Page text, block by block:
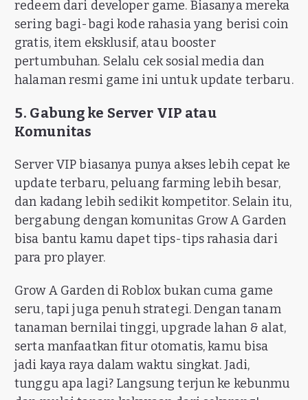
redeem dari developer game. Biasanya mereka
sering bagi-bagi kode rahasia yang berisi coin
gratis, item eksklusif, atau booster
pertumbuhan. Selalu cek sosial media dan
halaman resmi game ini untuk update terbaru.
5. Gabung ke Server VIP atau
Komunitas
Server VIP biasanya punya akses lebih cepat ke
update terbaru, peluang farming lebih besar,
dan kadang lebih sedikit kompetitor. Selain itu,
bergabung dengan komunitas Grow A Garden
bisa bantu kamu dapet tips-tips rahasia dari
para pro player.
Grow A Garden di Roblox bukan cuma game
seru, tapi juga penuh strategi. Dengan tanam
tanaman bernilai tinggi, upgrade lahan & alat,
serta manfaatkan fitur otomatis, kamu bisa
jadi kaya raya dalam waktu singkat. Jadi,
tunggu apa lagi? Langsung terjun ke kebunmu